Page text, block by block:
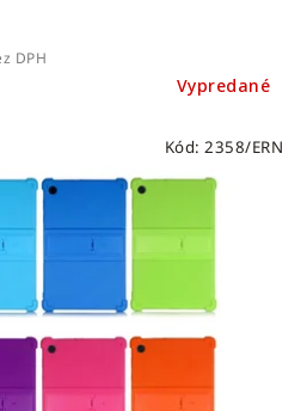
Vypredané
DPH
Kód: 2358/ERN